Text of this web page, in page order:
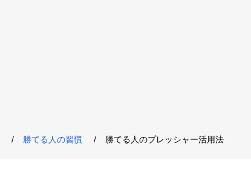
勝てる人の習慣 勝てる人のプレッシャー活用法